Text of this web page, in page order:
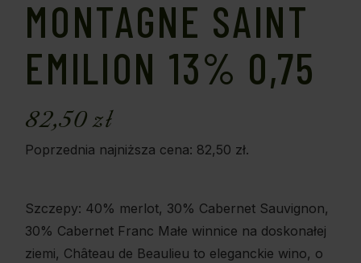
MONTAGNE SAINT
EMILION 13% 0,75
82,50zł
Poprzednia najniższa cena: 82,50 zł.
Szczepy: 40% merlot, 30% Cabernet Sauvignon,
30% Cabernet Franc Małe winnice na doskonałej
ziemi, Château de Beaulieu to eleganckie wino, o